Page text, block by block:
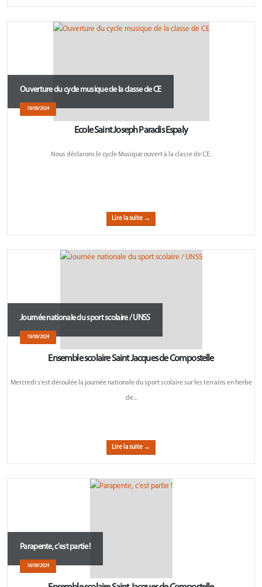
Ouverture du cycle musique de la classe de CE
19/09/2024
Ecole Saint Joseph Paradis Espaly
Nous déclarons le cycle Musique ouvert à la classe de CE.
Lire la suite →
Journée nationale du sport scolaire / UNSS
19/09/2024
Ensemble scolaire Saint Jacques de Compostelle
Mercredi s'est déroulée la journée nationale du sport scolaire sur les terrains en herbe
de...
Lire la suite →
Parapente, c'est partie !
18/09/2024